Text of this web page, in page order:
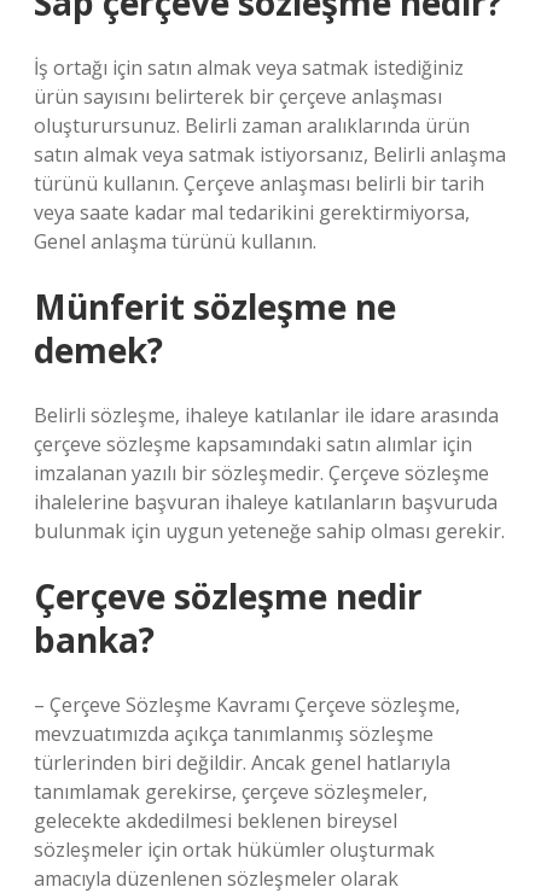
İş ortağı için satın almak veya satmak istediğiniz
ürün sayısını belirterek bir çerçeve anlaşması
oluşturursunuz. Belirli zaman aralıklarında ürün
satın almak veya satmak istiyorsanız, Belirli anlaşma
türünü kullanın. Çerçeve anlaşması belirli bir tarih
veya saate kadar mal tedarikini gerektirmiyorsa,
Genel anlaşma türünü kullanın.
Münferit sözleşme ne
demek?
Belirli sözleşme, ihaleye katılanlar ile idare arasında
çerçeve sözleşme kapsamındaki satın alımlar için
imzalanan yazılı bir sözleşmedir. Çerçeve sözleşme
ihalelerine başvuran ihaleye katılanların başvuruda
bulunmak için uygun yeteneğe sahip olması gerekir.
Çerçeve sözleşme nedir
banka?
– Çerçeve Sözleşme Kavramı Çerçeve sözleşme,
mevzuatımızda açıkça tanımlanmış sözleşme
türlerinden biri değildir. Ancak genel hatlarıyla
tanımlamak gerekirse, çerçeve sözleşmeler,
gelecekte akdedilmesi beklenen bireysel
sözleşmeler için ortak hükümler oluşturmak
amacıyla düzenlenen sözleşmeler olarak